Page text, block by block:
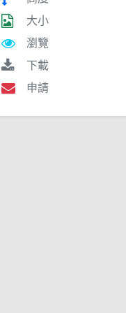
大小
瀏覽
下載
申請